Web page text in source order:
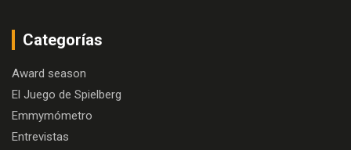
Categorías
Award season
El Juego de Spielberg
Emmymómetro
Entrevistas